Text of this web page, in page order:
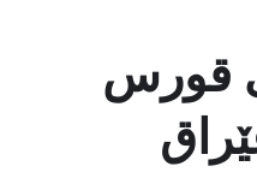
قورس